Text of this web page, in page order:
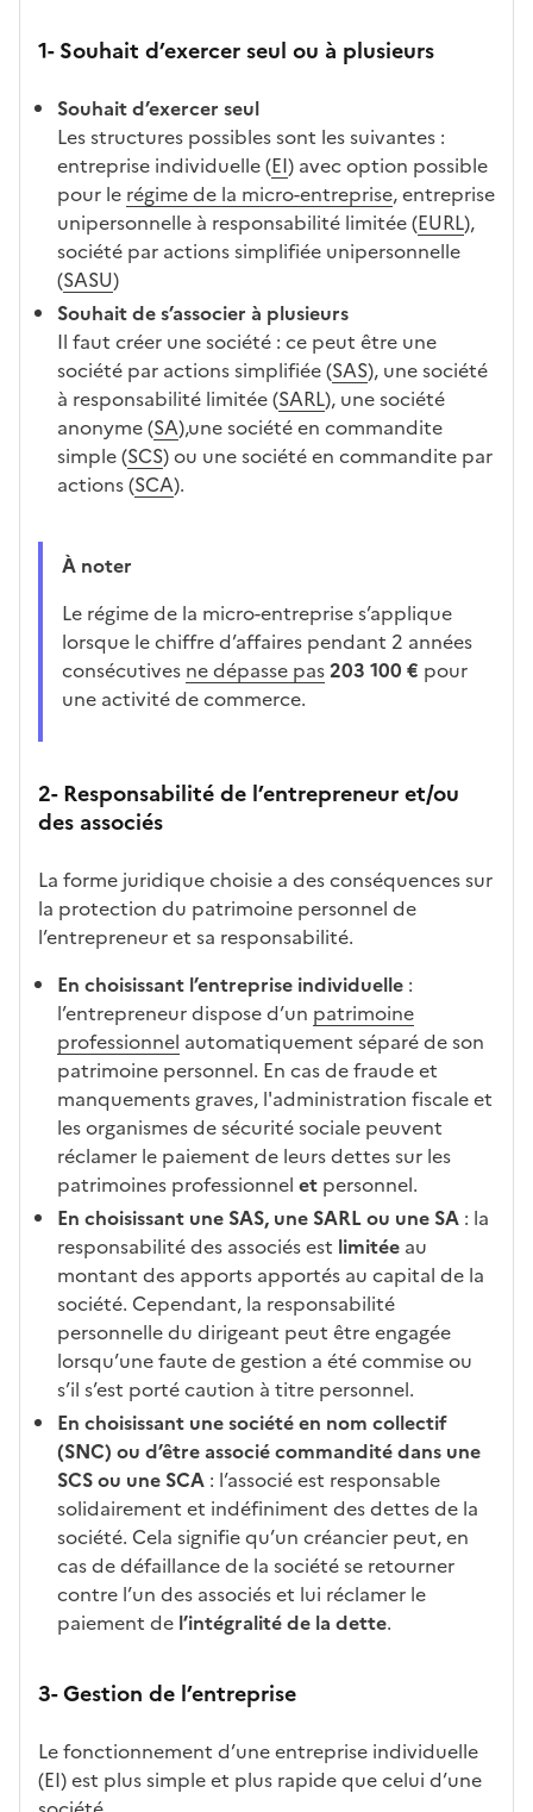
1- Souhait d’exercer seul ou à plusieurs
Souhait d’exercer seul
Les structures possibles sont les suivantes :
entreprise individuelle (EI) avec option possible
pour le régime de la micro-entreprise, entreprise
unipersonnelle à responsabilité limitée (EURL),
société par actions simplifiée unipersonnelle
(SASU)
Souhait de s’associer à plusieurs
Il faut créer une société : ce peut être une
société par actions simplifiée (SAS), une société
à responsabilité limitée (SARL), une société
anonyme (SA),une société en commandite
simple (SCS) ou une société en commandite par
actions (SCA).
À noter
Le régime de la micro-entreprise s’applique
lorsque le chiffre d’affaires pendant 2 années
consécutives ne dépasse pas203 100 € pour
une activité de commerce.
2- Responsabilité de l’entrepreneur et/ou
des associés
La forme juridique choisie a des conséquences sur
la protection du patrimoine personnel de
l’entrepreneur et sa responsabilité.
En choisissant l’entreprise individuelle :
l’entrepreneur dispose d’un patrimoine
professionnel automatiquement séparé de son
patrimoine personnel. En cas de fraude et
manquements graves, l'administration fiscale et
les organismes de sécurité sociale peuvent
réclamer le paiement de leurs dettes sur les
patrimoines professionnel et personnel.
En choisissant une SAS, une SARL ou une SA : la
responsabilité des associés est limitée au
montant des apports apportés au capital de la
société. Cependant, la responsabilité
personnelle du dirigeant peut être engagée
lorsqu’une faute de gestion a été commise ou
s’il s’est porté caution à titre personnel.
En choisissant une société en nom collectif
(SNC) ou d’être associé commandité dans une
SCS ou une SCA : l’associé est responsable
solidairement et indéfiniment des dettes de la
société. Cela signifie qu’un créancier peut, en
cas de défaillance de la société se retourner
contre l’un des associés et lui réclamer le
paiement de l’intégralité de la dette.
3- Gestion de l’entreprise
Le fonctionnement d’une entreprise individuelle
(EI) est plus simple et plus rapide que celui d’une